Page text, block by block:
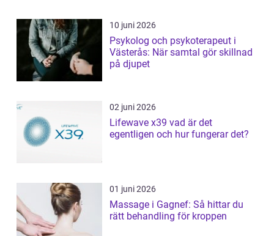
10 juni 2026
Psykolog och psykoterapeut i
Västerås: När samtal gör skillnad
på djupet
02 juni 2026
Lifewave x39 vad är det
egentligen och hur fungerar det?
01 juni 2026
Massage i Gagnef: Så hittar du
rätt behandling för kroppen